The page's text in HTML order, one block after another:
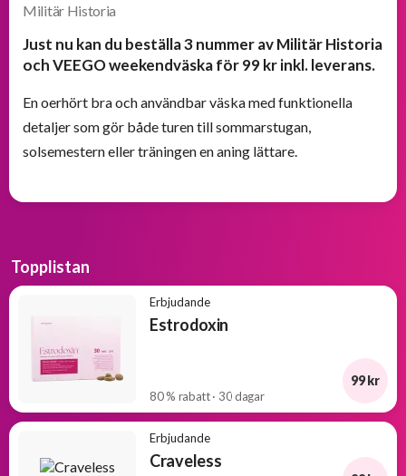
Militär Historia
Just nu kan du beställa 3 nummer av Militär Historia
och VEEGO weekendväska för 99 kr inkl. leverans.
En oerhört bra och användbar väska med funktionella
detaljer som gör både turen till sommarstugan,
solsemestern eller träningen en aning lättare.
Topplistan
Erbjudande
Estrodoxin
80 % rabatt · 30 dagar
99 kr
Erbjudande
Craveless
Erbjudanden
BOKKLUBBAR